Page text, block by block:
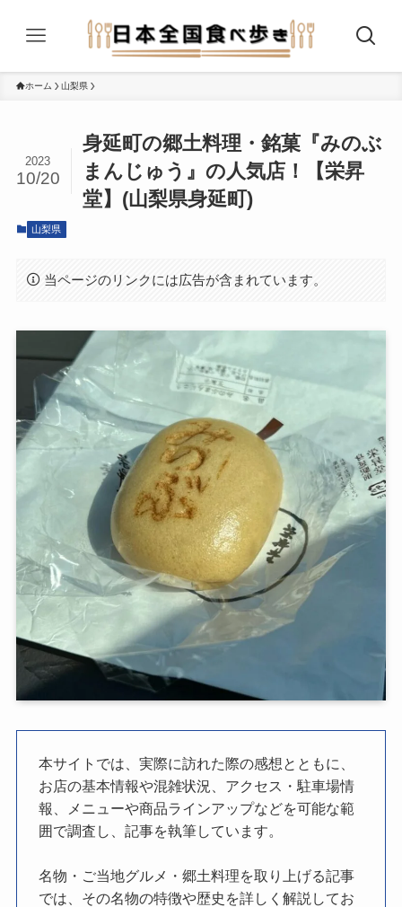
ホーム 山梨県
身延町の郷土料理・銘菓『みのぶ
まんじゅう』の人気店！【栄昇
堂】(山梨県身延町)
2023
10/20
山梨県
当ページのリンクには広告が含まれています。
本サイトでは、実際に訪れた際の感想とともに、
お店の基本情報や混雑状況、アクセス・駐車場情
報、メニューや商品ラインアップなどを可能な範
囲で調査し、記事を執筆しています。
名物・ご当地グルメ・郷土料理を取り上げる記事
では、その名物の特徴や歴史を詳しく解説してお